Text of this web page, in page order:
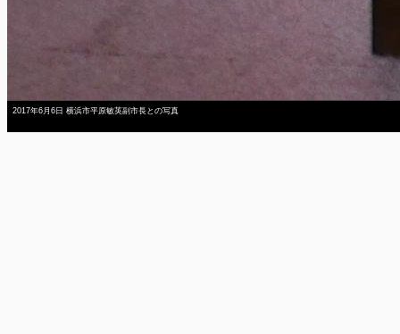
2017年6月6日 横浜市平原敏英副市長との写真